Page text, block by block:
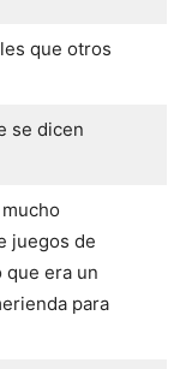
que otros
se dicen
juegos de
que era un
para